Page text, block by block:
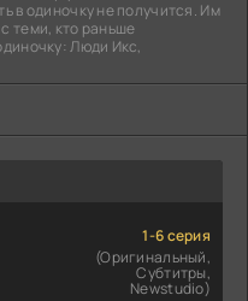
в одиночку не получится. Им
теми, кто раньше
Люди Икс,
1-6 серия
(Оригинальный,
Субтитры,
Newstudio)